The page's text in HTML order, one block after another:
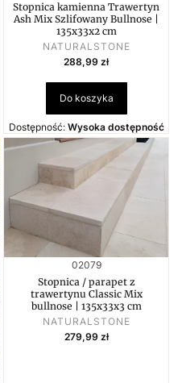
Stopnica kamienna Trawertyn
Ash Mix Szlifowany Bullnose |
135x33x2 cm
PRODUCENT
NATURALSTONE
Cena
288,99 zł
Do koszyka
Dostępność: Wysoka dostępność
Kod produktu
02079
Stopnica / parapet z
trawertynu Classic Mix
bullnose | 135x33x3 cm
PRODUCENT
NATURALSTONE
Cena
279,99 zł